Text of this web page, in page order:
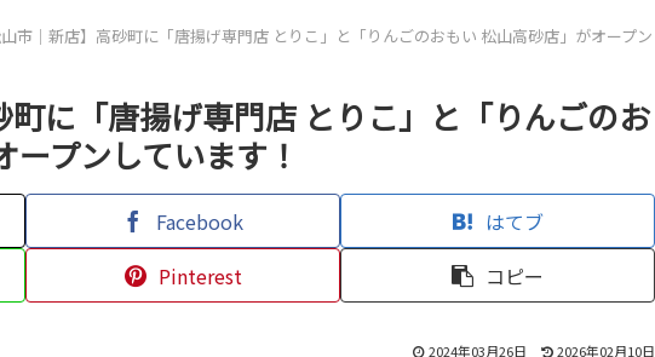
山市｜新店】高砂町に「唐揚げ専門店 とりこ」と「りんごのおもい 松山高砂店」がオープン
町に「唐揚げ専門店 とりこ」と「りんごのお
プンしています！
Facebook
はてブ
Pinterest コピー
2024年03月26日 2026年02月10日